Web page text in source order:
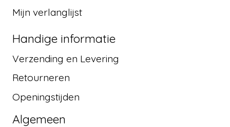
Mijn verlanglijst
Handige informatie
Verzending en Levering
Retourneren
Openingstijden
Algemeen